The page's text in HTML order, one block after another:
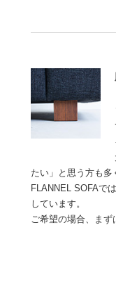
たい」と思う方も多
FLANNEL SOFAで
しています。
ご希望の場合、ま